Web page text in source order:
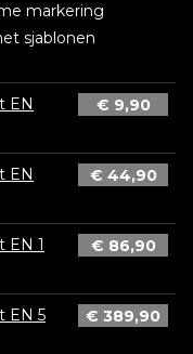
markering
sjablonen
EN
€ 9,90
EN
€ 44,90
EN 1
€ 86,90
EN 5
€ 389,90